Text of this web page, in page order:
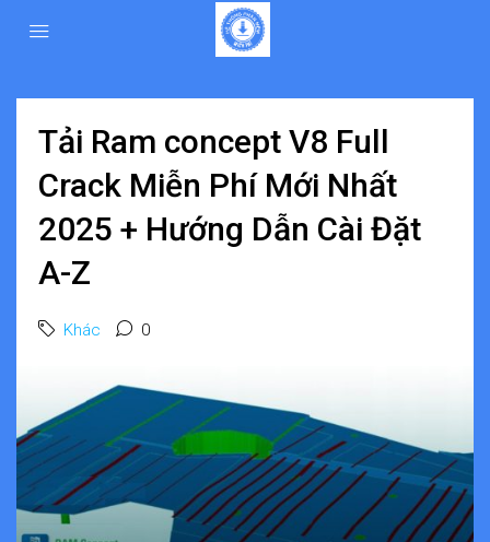
Tải Ram concept V8 Full
Crack Miễn Phí Mới Nhất
2025 + Hướng Dẫn Cài Đặt
A-Z
Khác 0